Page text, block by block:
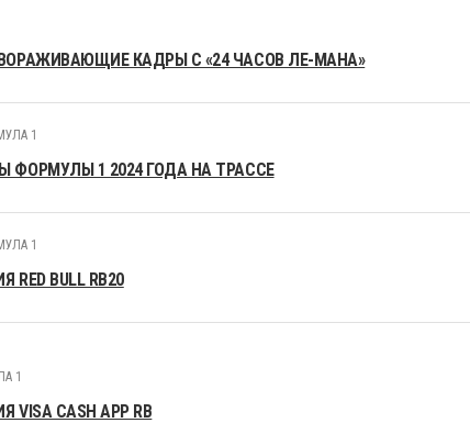
КАДРЫ С «24 ЧАСОВ ЛЕ-МАНА»
1
ФОРМУЛЫ 1 2024 ГОДА НА ТРАССЕ
1
BULL RB20
1
CASH APP RB